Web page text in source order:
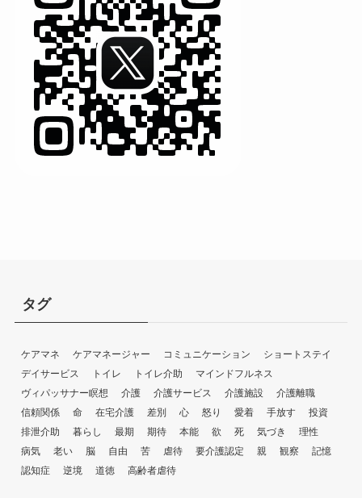
タグ
ケアマネ ケアマネージャー コミュニケーション
ショートステイ
デイサービス
トイレ トイレ介助
マインドフルネス
ヴィパッサナー瞑想
介護 介護サービス 介護施設
介護離職
信頼関係
命 在宅介護 差別 心 怒り 愛着 手放す
投資
排泄介助
暮らし 最期 期待 本能 欲 死 気づき
理性
病気
老い 脳 自由 苦 虐待 要介護認定 親 観察
記憶
認知症
逆境 道徳 高齢者虐待